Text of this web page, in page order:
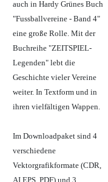
auch in Hardy Grünes Buch
"Fussballvereine - Band 4"
eine große Rolle. Mit der
Buchreihe "ZEITSPIEL-
Legenden" lebt die
Geschichte vieler Vereine
weiter. In Textform und in
ihren vielfältigen Wappen.
Im Downloadpaket sind 4
verschiedene
Vektorgrafikformate (CDR,
AI EPS, PDF) und 3